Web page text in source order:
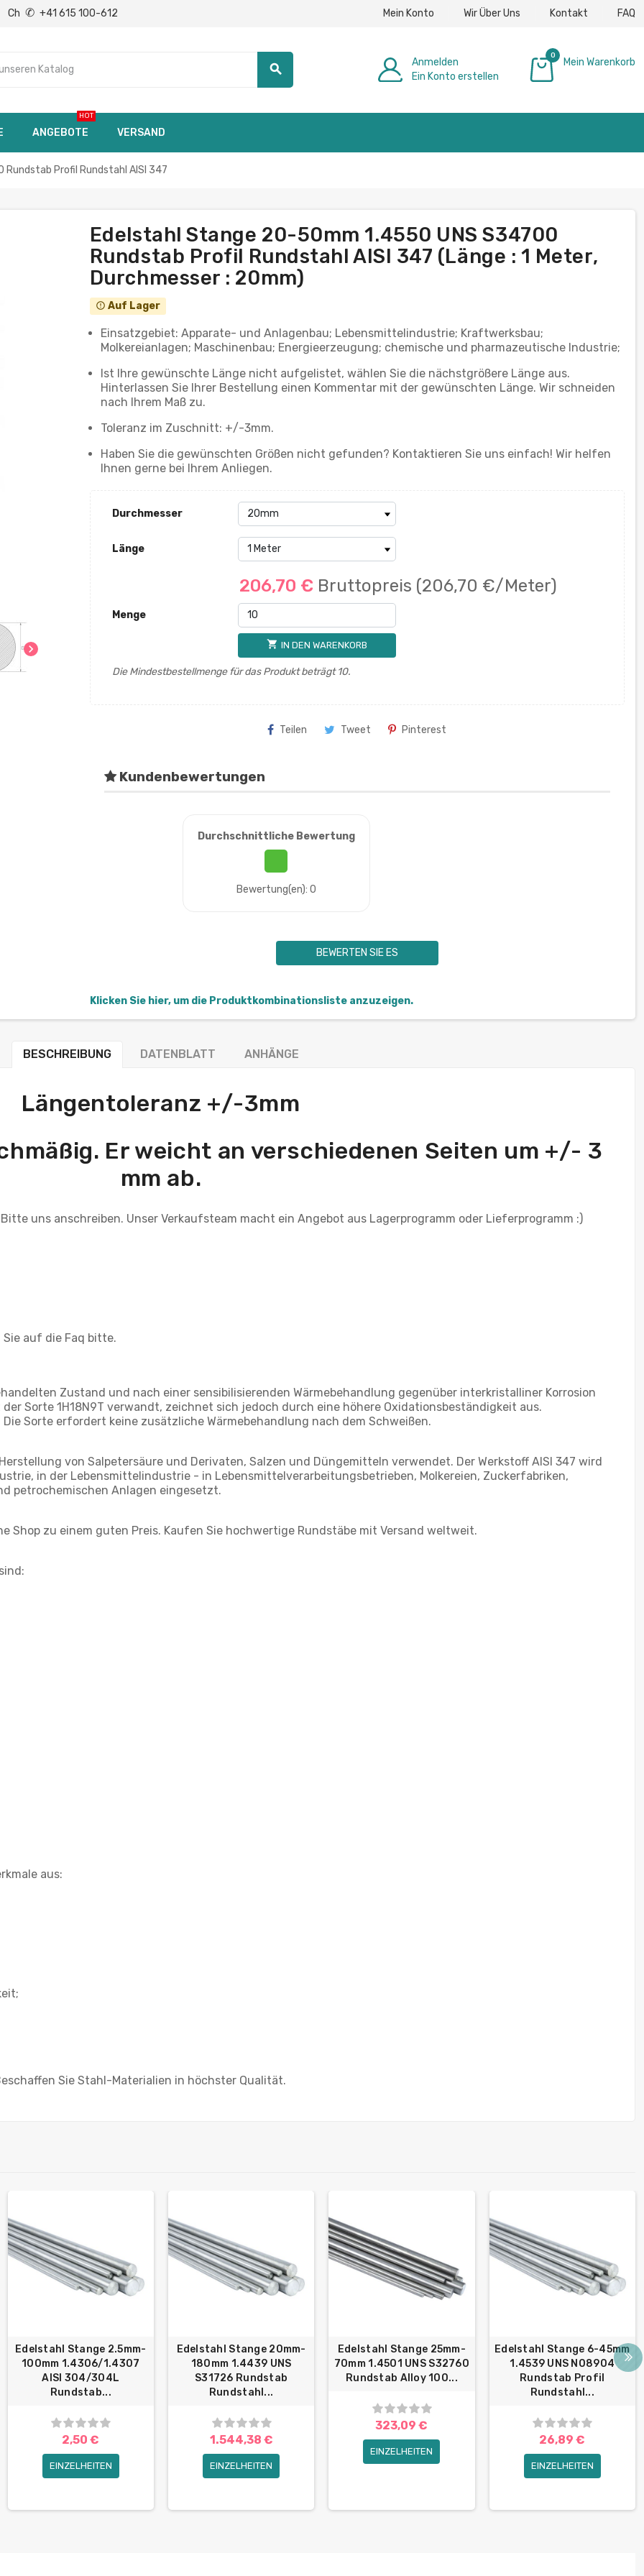
Ch ✆ +41 615 100-612 Mein Konto Wir Über Uns Kontakt FAQ
search
Anmelden
Ein Konto erstellen
0
Mein Warenkorb
ANGEBOTE
HOT
VERSAND
Profil Rundstahl AISI 347
chevron_right
Edelstahl Stange 20-50mm 1.4550 UNS S34700
Rundstab Profil Rundstahl AISI 347 (Länge : 1 Meter,
Durchmesser : 20mm)
error_outline Auf Lager
Einsatzgebiet: Apparate- und Anlagenbau; Lebensmittelindustrie; Kraftwerksbau;
Molkereianlagen; Maschinenbau; Energieerzeugung; chemische und pharmazeutische Industrie;
Ist Ihre gewünschte Länge nicht aufgelistet, wählen Sie die nächstgrößere Länge aus.
Hinterlassen Sie Ihrer Bestellung einen Kommentar mit der gewünschten Länge. Wir schneiden
nach Ihrem Maß zu.
Toleranz im Zuschnitt: +/-3mm.
Haben Sie die gewünschten Größen nicht gefunden? Kontaktieren Sie uns einfach! Wir helfen
Ihnen gerne bei Ihrem Anliegen.
Durchmesser
Länge
206,70 € Bruttopreis (206,70 €/Meter)
Menge
shopping_cart IN DEN WARENKORB
Die Mindestbestellmenge für das Produkt beträgt 10.
Teilen Tweet Pinterest
Kundenbewertungen
Durchschnittliche Bewertung
Bewertung(en): 0
BEWERTEN SIE ES
Klicken Sie hier, um die Produktkombinationsliste anzuzeigen.
BESCHREIBUNG DATENBLATT ANHÄNGE
Längentoleranz +/-3mm
Er weicht an verschiedenen Seiten um +/- 3
mm ab.
uns anschreiben. Unser Verkaufsteam macht ein Angebot aus Lagerprogramm oder Lieferprogramm :)
auf die Faq bitte.
Zustand und nach einer sensibilisierenden Wärmebehandlung gegenüber interkristalliner Korrosion
Sorte 1H18N9T verwandt, zeichnet sich jedoch durch eine höhere Oxidationsbeständigkeit aus.
Sorte erfordert keine zusätzliche Wärmebehandlung nach dem Schweißen.
von Salpetersäure und Derivaten, Salzen und Düngemitteln verwendet. Der Werkstoff AISI 347 wird
in der Lebensmittelindustrie - in Lebensmittelverarbeitungsbetrieben, Molkereien, Zuckerfabriken,
petrochemischen Anlagen eingesetzt.
Shop zu einem guten Preis. Kaufen Sie hochwertige Rundstäbe mit Versand weltweit.
aus:
Sie Stahl-Materialien in höchster Qualität.
Edelstahl Stange 2.5mm-
100mm 1.4306/1.4307
AISI 304/304L
Rundstab...
2,50 €
EINZELHEITEN
Edelstahl Stange 20mm-
180mm 1.4439 UNS
S31726 Rundstab
Rundstahl...
1.544,38 €
EINZELHEITEN
Edelstahl Stange 25mm-
70mm 1.4501 UNS S32760
Rundstab Alloy 100...
323,09 €
EINZELHEITEN
Edelstahl Stange 6-45mm
1.4539 UNS N08904
Rundstab Profil
Rundstahl...
26,89 €
EINZELHEITEN